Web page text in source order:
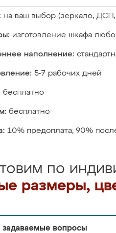
на ваш выбор (зеркало,
изготовление шкафа
наполнение:
5-7 рабочих дней
бесплатно
бесплатно
10% предоплата, 90%
по
размеры,
задаваемые вопросы